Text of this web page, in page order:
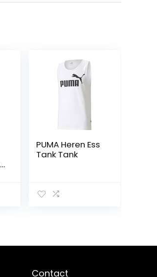
PUMA Heren Ess
Tank Tank
Contact